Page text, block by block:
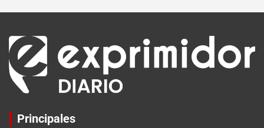
Principales